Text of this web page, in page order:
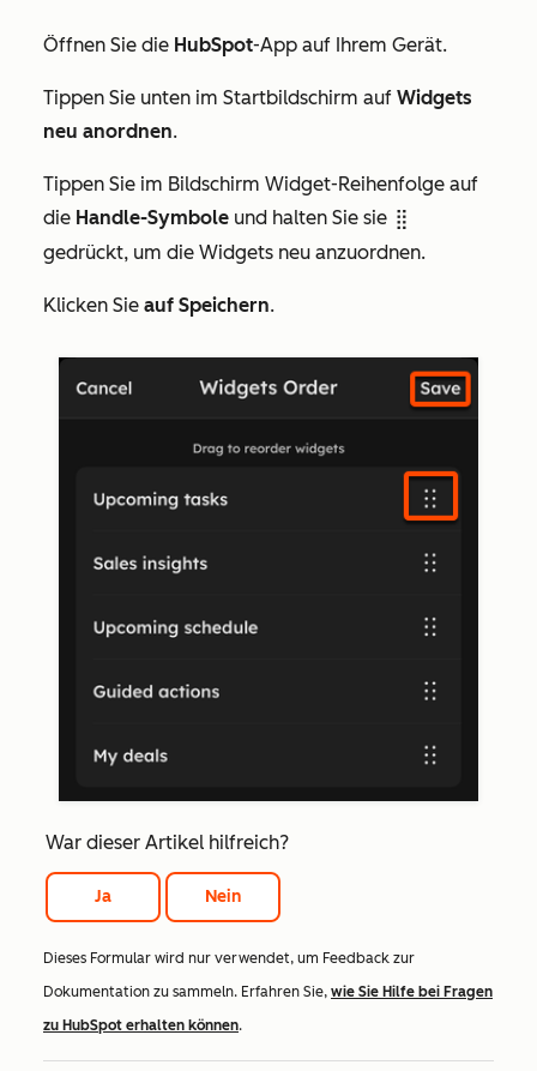
Öffnen Sie die HubSpot-App auf Ihrem Gerät.
Tippen Sie unten im Startbildschirm auf Widgets
neu anordnen.
Tippen Sie im Bildschirm Widget-Reihenfolge auf
die Handle-Symbole und halten Sie sie dragHandleIcon
gedrückt, um die Widgets neu anzuordnen.
Klicken Sie auf Speichern.
War dieser Artikel hilfreich?
Ja Nein
Dieses Formular wird nur verwendet, um Feedback zur
Dokumentation zu sammeln. Erfahren Sie, wie Sie Hilfe bei Fragen
zu HubSpot erhalten können.